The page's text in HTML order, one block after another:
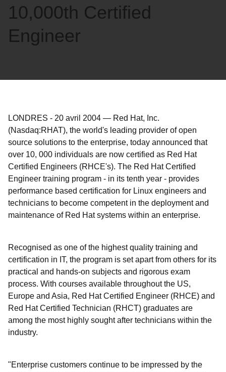
10,000th Certified
Engineer
LONDRES - 20 avril 2004 — Red Hat, Inc.
(Nasdaq:RHAT), the world's leading provider of open
source solutions to the enterprise, today announced that
over 10, 000 individuals are now certified as Red Hat
Certified Engineers (RHCE's). The Red Hat Certified
Engineer training program - in its tenth year - provides
performance based certification for Linux engineers and
technicians to become competent in the deployment and
maintenance of Red Hat systems within an enterprise.
Recognised as one of the highest quality training and
certification in IT, the program is set apart from others for its
practical and hands-on subjects and rigorous exam
process. With courses available throughout the US,
Europe and Asia, Red Hat Certified Engineer (RHCE) and
Red Hat Certified Technician (RHCT) graduates are
among the most highly sought after technicians within the
industry.
"Enterprise customers continue to be impressed by the